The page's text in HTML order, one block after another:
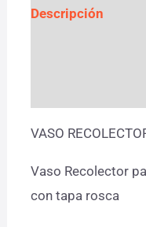
Descripción
VASO
Vaso Recolector
con tapa rosca